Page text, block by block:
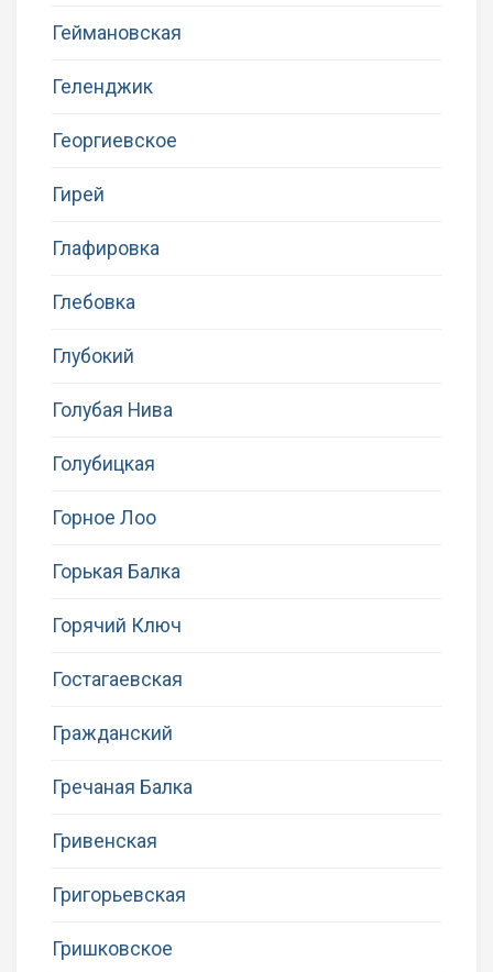
Геймановская
Геленджик
Георгиевское
Гирей
Глафировка
Глебовка
Глубокий
Голубая Нива
Голубицкая
Горное Лоо
Горькая Балка
Горячий Ключ
Гостагаевская
Гражданский
Гречаная Балка
Гривенская
Григорьевская
Гришковское